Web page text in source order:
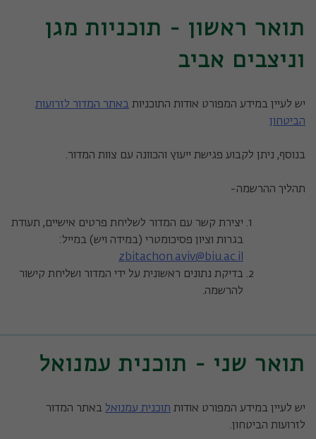
תואר ראשון - תוכניות מגן
וניצבים אביב
יש לעיין במידע המפורט אודות התוכניות באתר המדור לזרועות
הביטחון
בנוסף, ניתן לקבוע פגישת ייעוץ והכוונה עם צוות המדור.
תהליך ההרשמה-
יצירת קשר עם המדור לשליחת פרטים אישיים, תעודת
בגרות וציון פסיכומטרי (במידה ויש) במייל:
zbitachon.aviv@biu.ac.il
בדיקת נתונים ראשונית על ידי המדור ושליחת קישור
להרשמה.
תואר שני - תוכנית עמנואל
יש לעיין במידע המפורט אודות תוכנית עמנואל באתר המדור
לזרועות הביטחון.